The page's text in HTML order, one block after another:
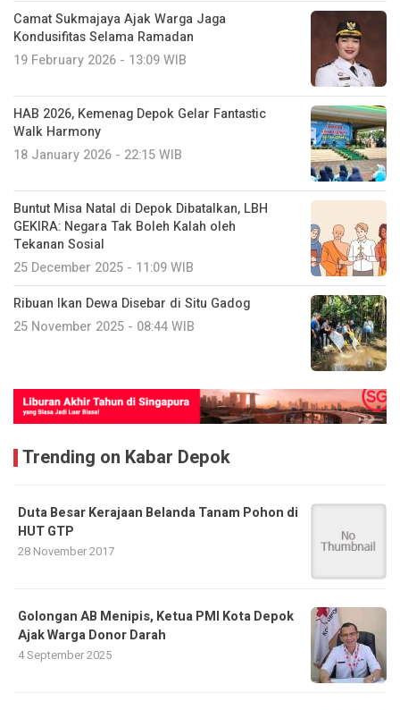
Camat Sukmajaya Ajak Warga Jaga
Kondusifitas Selama Ramadan
19 February 2026 - 13:09 WIB
HAB 2026, Kemenag Depok Gelar Fantastic
Walk Harmony
18 January 2026 - 22:15 WIB
Buntut Misa Natal di Depok Dibatalkan, LBH
GEKIRA: Negara Tak Boleh Kalah oleh
Tekanan Sosial
25 December 2025 - 11:09 WIB
Ribuan Ikan Dewa Disebar di Situ Gadog
25 November 2025 - 08:44 WIB
Trending on Kabar Depok
Duta Besar Kerajaan Belanda Tanam Pohon di
HUT GTP
28 November 2017
Golongan AB Menipis, Ketua PMI Kota Depok
Ajak Warga Donor Darah
4 September 2025